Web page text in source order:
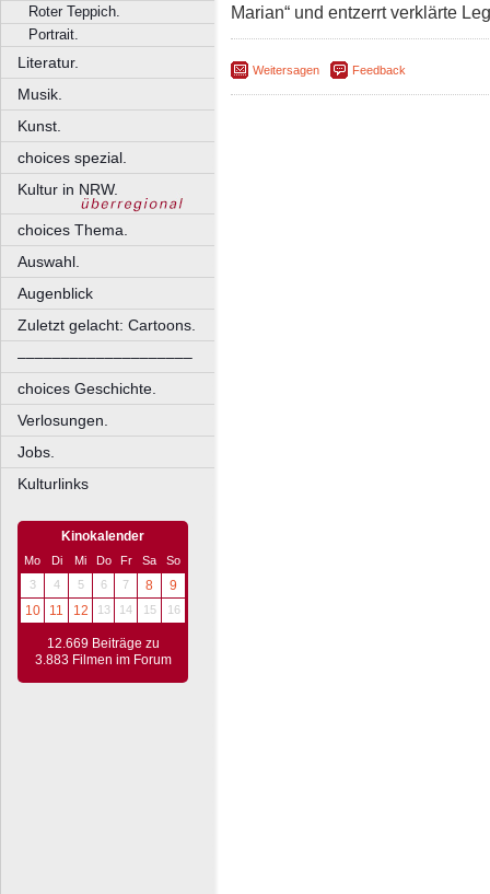
Roter Teppich.
Portrait.
Literatur.
Musik.
Kunst.
choices spezial.
Kultur in NRW.
choices Thema.
Auswahl.
Augenblick
Zuletzt gelacht: Cartoons.
––––––––––––––––––––
choices Geschichte.
Verlosungen.
Jobs.
Kulturlinks
Kinokalender
Mo Di Mi Do Fr Sa
So
3
4 5 6 7 8
9
10
11 12 13 14 15 16
12.669 Beiträge zu
3.883 Filmen im Forum
Marian“ und entzerrt verklärte
Weitersagen Feedback